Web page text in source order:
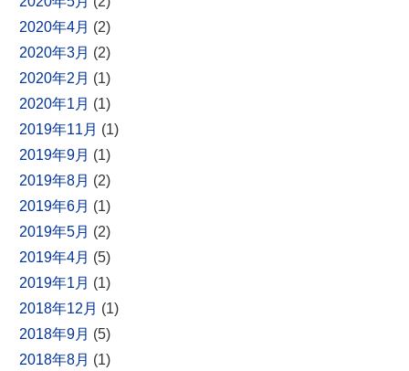
2020年4月 (2)
2020年3月 (2)
2020年2月 (1)
2020年1月 (1)
2019年11月 (1)
2019年9月 (1)
2019年8月 (2)
2019年6月 (1)
2019年5月 (2)
2019年4月 (5)
2019年1月 (1)
2018年12月 (1)
2018年9月 (5)
2018年8月 (1)